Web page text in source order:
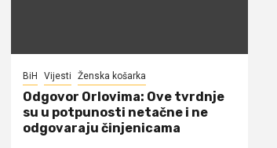
BiH Vijesti Ženska košarka
Odgovor Orlovima: ​Ove tvrdnje
su u potpunosti netačne i ne
odgovaraju činjenicama